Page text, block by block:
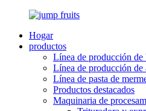
Hogar
productos
Línea de producción de
Línea de producción de
Línea de pasta de
Productos destacados
Maquinaria de